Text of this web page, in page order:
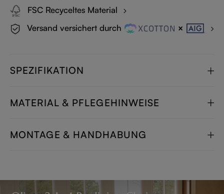
FSC Recyceltes Material
Versand versichert durch
SPEZIFIKATION
MATERIAL & PFLEGEHINWEISE
MONTAGE & HANDHABUNG